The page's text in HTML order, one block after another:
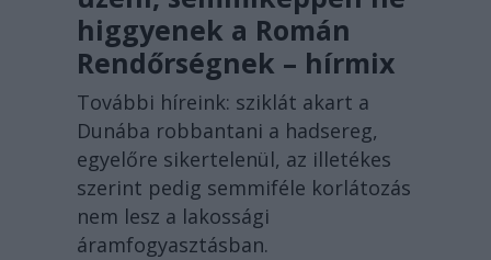
higgyenek a Román
Rendőrségnek – hírmix
További híreink: sziklát akart a
Dunába robbantani a hadsereg,
egyelőre sikertelenül, az illetékes
szerint pedig semmiféle korlátozás
nem lesz a lakossági
áramfogyasztásban.